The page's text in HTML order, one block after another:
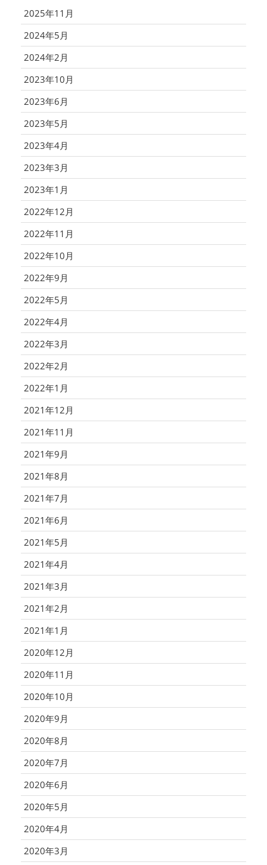
2025年11月
2024年5月
2024年2月
2023年10月
2023年6月
2023年5月
2023年4月
2023年3月
2023年1月
2022年12月
2022年11月
2022年10月
2022年9月
2022年5月
2022年4月
2022年3月
2022年2月
2022年1月
2021年12月
2021年11月
2021年9月
2021年8月
2021年7月
2021年6月
2021年5月
2021年4月
2021年3月
2021年2月
2021年1月
2020年12月
2020年11月
2020年10月
2020年9月
2020年8月
2020年7月
2020年6月
2020年5月
2020年4月
2020年3月